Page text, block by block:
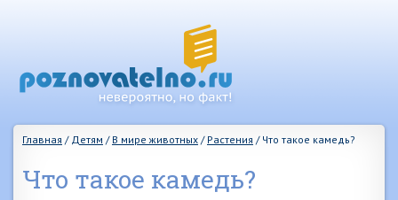
Главная / Детям / В мире животных / Растения / Что такое камедь?
Что такое камедь?